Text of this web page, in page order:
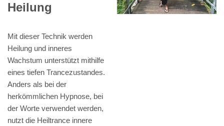
Heilung
Mit dieser Technik werden
Heilung und inneres
Wachstum unterstützt mithilfe
eines tiefen Trancezustandes.
Anders als bei der
herkömmlichen Hypnose, bei
der Worte verwendet werden,
nutzt die Heiltrance innere